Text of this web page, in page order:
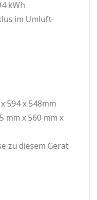
kWh
im Umluft-
594 x 548mm
mm x 560 mm x
zu diesem Gerät